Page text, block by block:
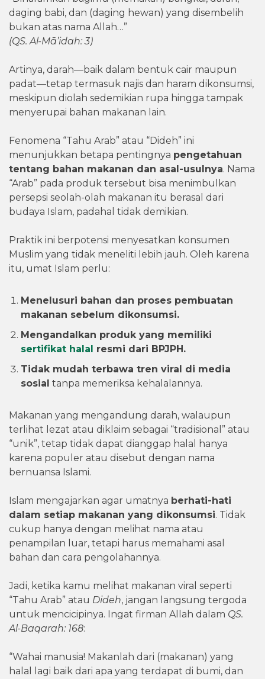
daging babi, dan (daging hewan) yang disembelih
bukan atas nama Allah…”
(QS. Al-Mā’idah: 3)
Artinya, darah—baik dalam bentuk cair maupun
padat—tetap termasuk najis dan haram dikonsumsi,
meskipun diolah sedemikian rupa hingga tampak
menyerupai bahan makanan lain.
Fenomena “Tahu Arab” atau “Dideh” ini
menunjukkan betapa pentingnya pengetahuan
tentang bahan makanan dan asal-usulnya. Nama
“Arab” pada produk tersebut bisa menimbulkan
persepsi seolah-olah makanan itu berasal dari
budaya Islam, padahal tidak demikian.
Praktik ini berpotensi menyesatkan konsumen
Muslim yang tidak meneliti lebih jauh. Oleh karena
itu, umat Islam perlu:
Menelusuri bahan dan proses pembuatan
makanan sebelum dikonsumsi.
Mengandalkan produk yang memiliki
sertifikat halal
resmi dari BPJPH.
Tidak mudah terbawa tren viral di media
sosial tanpa memeriksa kehalalannya.
Makanan yang mengandung darah, walaupun
terlihat lezat atau diklaim sebagai “tradisional” atau
“unik”, tetap tidak dapat dianggap halal hanya
karena populer atau disebut dengan nama
bernuansa Islami.
Islam mengajarkan agar umatnya berhati-hati
dalam setiap makanan yang dikonsumsi. Tidak
cukup hanya dengan melihat nama atau
penampilan luar, tetapi harus memahami asal
bahan dan cara pengolahannya.
Jadi, ketika kamu melihat makanan viral seperti
“Tahu Arab” atau Dideh, jangan langsung tergoda
untuk mencicipinya. Ingat firman Allah dalam QS.
Al-Baqarah: 168:
“Wahai manusia! Makanlah dari (makanan) yang
halal lagi baik dari apa yang terdapat di bumi, dan